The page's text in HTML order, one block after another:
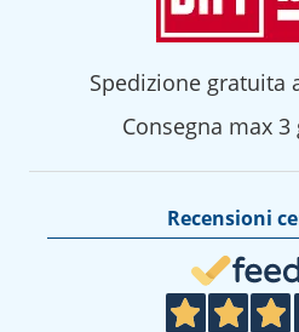
Spedizione gratuita
Consegna max
Recensioni